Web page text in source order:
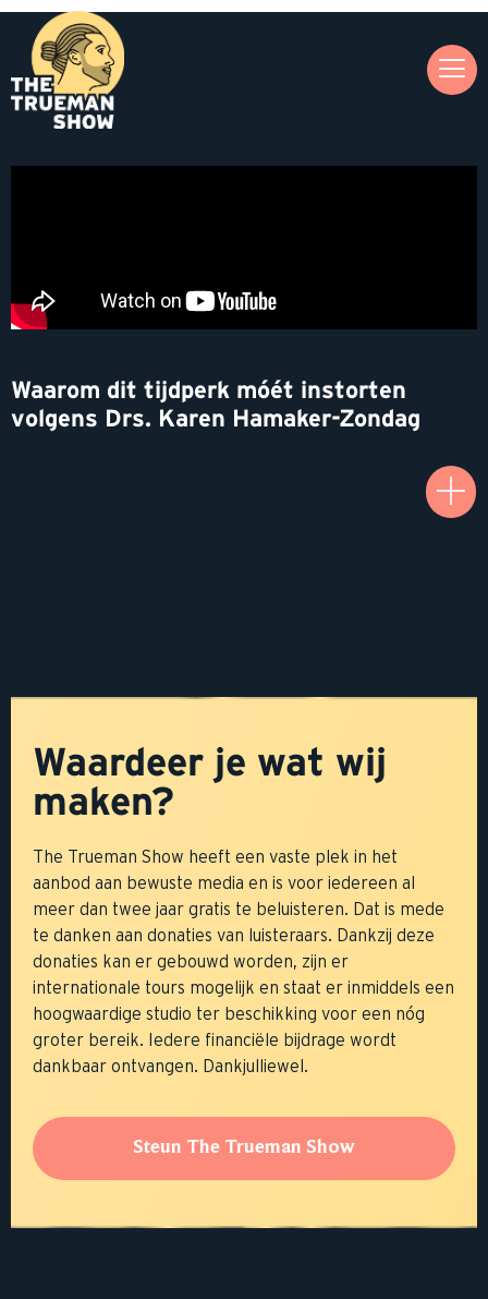
Waarom dit tijdperk móét instorten
volgens Drs. Karen Hamaker-Zondag
Waardeer je wat wij
maken?
The Trueman Show heeft een vaste plek in het
aanbod aan bewuste media en is voor iedereen al
meer dan twee jaar gratis te beluisteren. Dat is mede
te danken aan donaties van luisteraars. Dankzij deze
donaties kan er gebouwd worden, zijn er
internationale tours mogelijk en staat er inmiddels een
hoogwaardige studio ter beschikking voor een nóg
groter bereik. Iedere financiële bijdrage wordt
dankbaar ontvangen. Dankjulliewel.
Steun The Trueman Show